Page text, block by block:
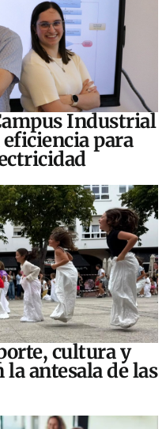
Industrial
para
cultura y
antesala de las